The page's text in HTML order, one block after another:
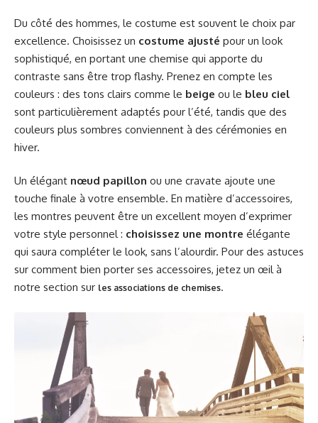
Du côté des hommes, le costume est souvent le choix par
excellence. Choisissez un costume ajusté pour un look
sophistiqué, en portant une chemise qui apporte du
contraste sans être trop flashy. Prenez en compte les
couleurs : des tons clairs comme le beige ou le bleu ciel
sont particulièrement adaptés pour l’été, tandis que des
couleurs plus sombres conviennent à des cérémonies en
hiver.
Un élégant nœud papillon ou une cravate ajoute une
touche finale à votre ensemble. En matière d’accessoires,
les montres peuvent être un excellent moyen d’exprimer
votre style personnel : choisissez une montre élégante
qui saura compléter le look, sans l’alourdir. Pour des astuces
sur comment bien porter ses accessoires, jetez un œil à
notre section sur les associations de chemises.